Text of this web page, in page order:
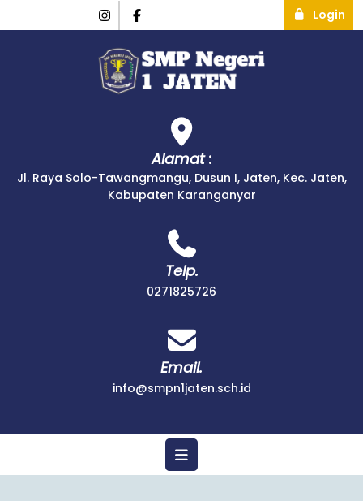
Login
Alamat :
Jl. Raya Solo-Tawangmangu, Dusun I, Jaten, Kec. Jaten,
Kabupaten Karanganyar
Telp.
0271825726
Email.
info@smpn1jaten.sch.id